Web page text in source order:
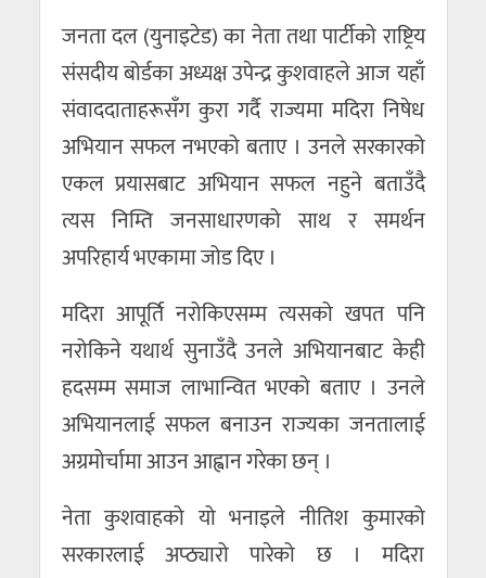
जनता दल (युनाइटेड) का नेता तथा पार्टीको राष्ट्रिय
संसदीय बोर्डका अध्यक्ष उपेन्द्र कुशवाहले आज यहाँ
संवाददाताहरूसँग कुरा गर्दै राज्यमा मदिरा निषेध
अभियान सफल नभएको बताए । उनले सरकारको
एकल प्रयासबाट अभियान सफल नहुने बताउँदै
त्यस निम्ति जनसाधारणको साथ र समर्थन
अपरिहार्य भएकामा जोड दिए ।
मदिरा आपूर्ति नरोकिएसम्म त्यसको खपत पनि
नरोकिने यथार्थ सुनाउँदै उनले अभियानबाट केही
हदसम्म समाज लाभान्वित भएको बताए । उनले
अभियानलाई सफल बनाउन राज्यका जनतालाई
अग्रमोर्चामा आउन आह्वान गरेका छन् ।
नेता कुशवाहको यो भनाइले नीतिश कुमारको
सरकारलाई अप्ठ्यारो पारेको छ । मदिरा